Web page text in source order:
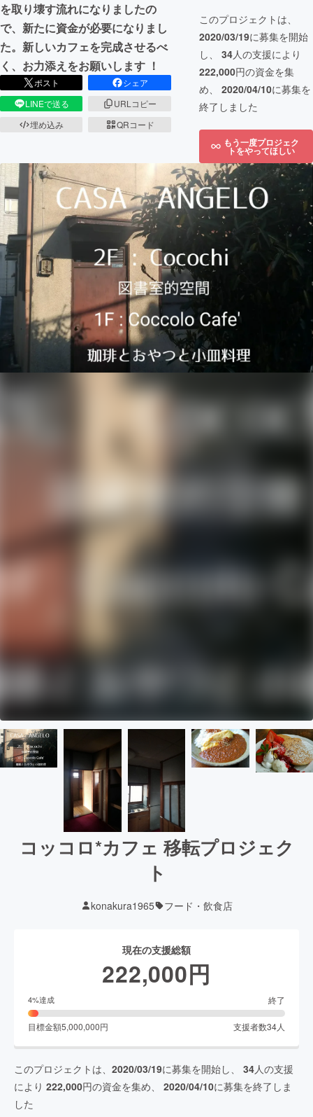
を取り壊す流れになりましたの
で、新たに資金が必要になりまし
た。新しいカフェを完成させるべ
く、お力添えをお願いします ！
ポスト
シェア
LINEで送る
URLコピー
埋め込み
QRコード
このプロジェクトは、
2020/03/19に募集を開始
し、 34人の支援により
222,000円の資金を集
め、 2020/04/10に募集を
終了しました
もう一度プロジェク
トをやってほしい
コッコロ*カフェ 移転プロジェク
ト
konakura1965 フード・飲食店
現在の支援総額
222,000円
4%達成 終了
目標金額5,000,000円 支援者数34人
このプロジェクトは、 2020/03/19に募集を開始し、 34人の支援
により 222,000円の資金を集め、 2020/04/10に募集を終了しま
した